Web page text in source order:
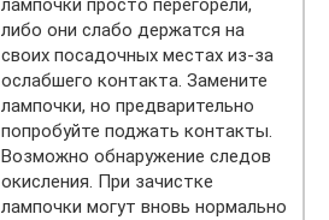
лампочки просто перегорели,
либо они слабо держатся на
своих посадочных местах из-за
ослабшего контакта. Замените
лампочки, но предварительно
попробуйте поджать контакты.
Возможно обнаружение следов
окисления. При зачистке
лампочки могут вновь нормально